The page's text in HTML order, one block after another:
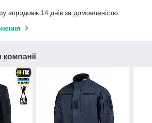
впродовж 14 днів за домовленістю
компанії